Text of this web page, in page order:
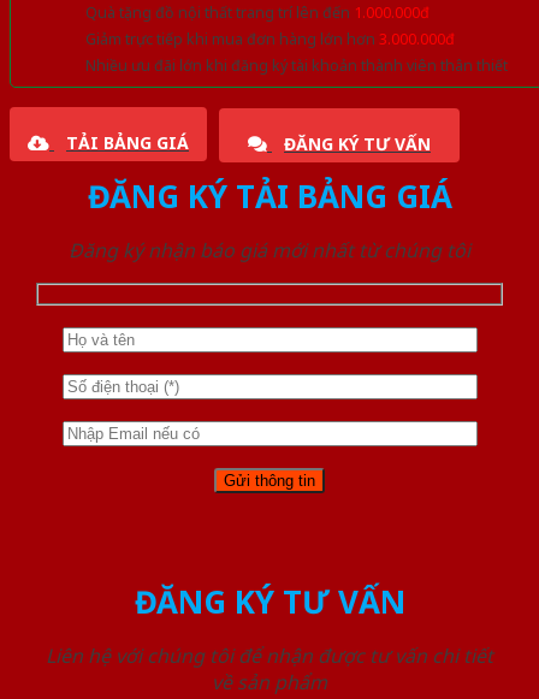
Quà tặng đồ nội thất trang trí lên đến 1.000.000đ
Giảm trực tiếp khi mua đơn hàng lớn hơn 3.000.000đ
Nhiều ưu đãi lớn khi đăng ký tài khoản thành viên thân thiết
TẢI BẢNG GIÁ ĐĂNG KÝ TƯ VẤN
ĐĂNG KÝ TẢI BẢNG GIÁ
Đăng ký nhận báo giá mới nhất từ chúng tôi
ĐĂNG KÝ TƯ VẤN
Liên hệ với chúng tôi để nhận được tư vấn chi tiết
về sản phẩm